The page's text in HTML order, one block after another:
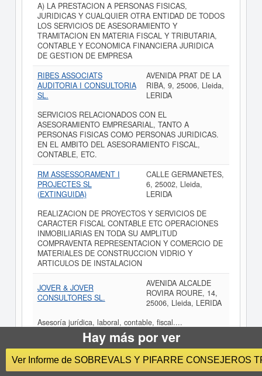
A) LA PRESTACION A PERSONAS FISICAS,
JURIDICAS Y CUALQUIER OTRA ENTIDAD DE TODOS
LOS SERVICIOS DE ASESORAMIENTO Y
TRAMITACION EN MATERIA FISCAL Y TRIBUTARIA,
CONTABLE Y ECONOMICA FINANCIERA JURIDICA
DE GESTION DE EMPRESA
RIBES ASSOCIATS
AUDITORIA I CONSULTORIA
SL.
AVENIDA PRAT DE LA
RIBA, 9, 25006, Lleida,
LERIDA
SERVICIOS RELACIONADOS CON EL
ASESORAMIENTO EMPRESARIAL, TANTO A
PERSONAS FISICAS COMO PERSONAS JURIDICAS.
EN EL AMBITO DEL ASESORAMIENTO FISCAL,
CONTABLE, ETC.
RM ASSESSORAMENT I
PROJECTES SL
(EXTINGUIDA)
CALLE GERMANETES,
6, 25002, Lleida,
LERIDA
REALIZACION DE PROYECTOS Y SERVICIOS DE
CARACTER FISCAL CONTABLE ETC OPERACIONES
INMOBILIARIAS EN TODA SU AMPLITUD
COMPRAVENTA REPRESENTACION Y COMERCIO DE
MATERIALES DE CONSTRUCCION VIDRIO Y
ARTICULOS DE INSTALACION
JOVER & JOVER
CONSULTORES SL.
AVENIDA ALCALDE
ROVIRA ROURE, 14,
25006, Lleida, LERIDA
Asesoría jurídica, laboral, contable, fiscal....
CHECK ACCOUNT SL
CALLE GENERAL
BRITO, 2, 25007,
Lleida, LERIDA
Hay más por ver
Ver Informe de SOBREVALS Y PIFARRE CONSEJEROS